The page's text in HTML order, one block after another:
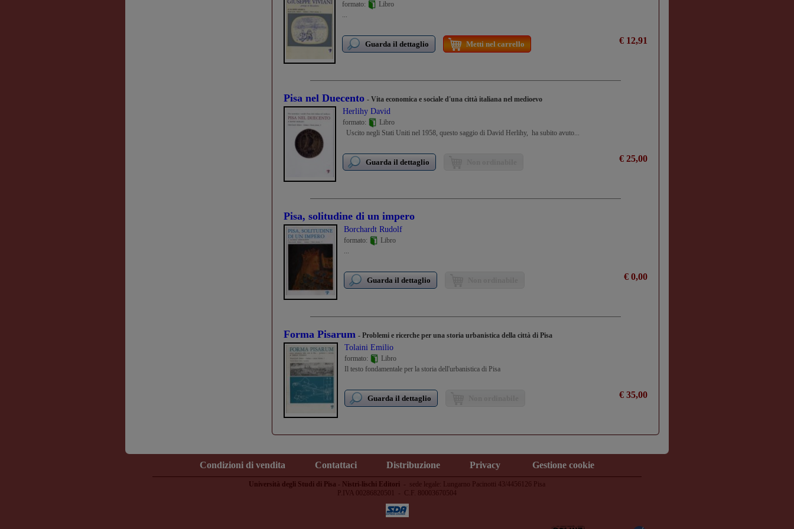
formato:
Libro
...
€ 12,91
Guarda il dettaglio Metti nel carrello
Pisa nel Duecento - Vita economica e sociale d'una città italiana nel medioevo
Herlihy David
formato:
Libro
Uscito negli Stati Uniti nel 1958, questo saggio di David Herlihy, ha subito avuto...
€ 25,00
Guarda il dettaglio
Pisa, solitudine di un impero
Borchardt Rudolf
formato:
Libro
...
€ 0,00
Guarda il dettaglio
Forma Pisarum - Problemi e ricerche per una storia urbanistica della città di Pisa
Tolaini Emilio
formato:
Libro
Il testo fondamentale per la storia dell'urbanistica di Pisa
€ 35,00
Guarda il dettaglio
Condizioni di vendita Contattaci Distribuzione Privacy Gestione cookie
Università degli Studi di Pisa - Nistri-lischi Editori - sede legale: Lungarno Pacinotti 43/4456126 Pisa
P.IVA 00286820501 - C.F. 80003670504